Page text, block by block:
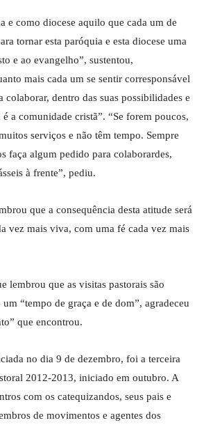
e como diocese aquilo que cada um de
tornar esta paróquia e esta diocese uma
e ao evangelho”, sustentou,
mais cada um se sentir corresponsável
colaborar, dentro das suas possibilidades e
a comunidade cristã”. “Se forem poucos,
serviços e não têm tempo. Sempre
faça algum pedido para colaborardes,
à frente”, pediu.
que a consequência desta atitude será
vez mais viva, com uma fé cada vez mais
lembrou que as visitas pastorais são
“tempo de graça e de dom”, agradeceu
que encontrou.
no dia 9 de dezembro, foi a terceira
2012-2013, iniciado em outubro. A
com os catequizandos, seus pais e
de movimentos e agentes dos